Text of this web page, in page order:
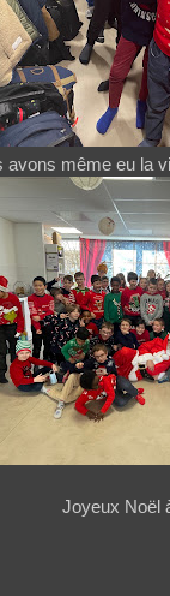
avons même eu la
Joyeux Noël